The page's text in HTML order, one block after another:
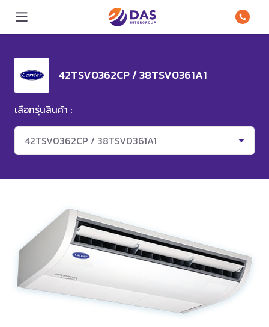
42TSV0362CP / 38TSV0361A1
เลือกรุ่นสินค้า :
42TSV0362CP / 38TSV0361A1